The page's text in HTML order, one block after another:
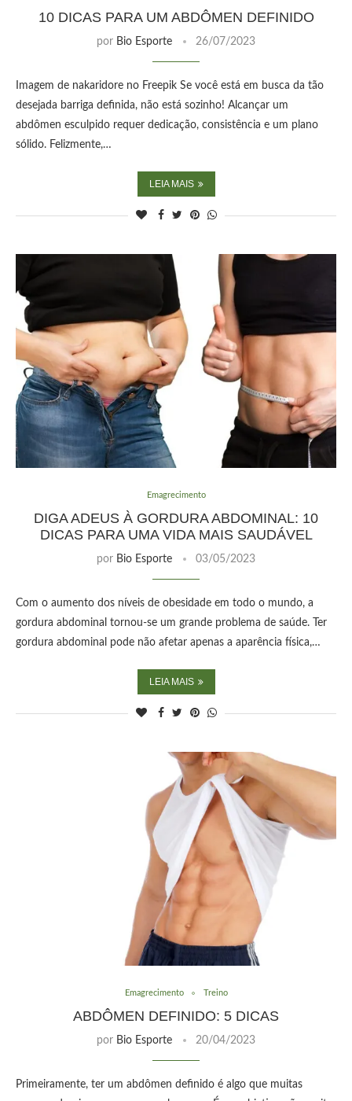
10 DICAS PARA UM ABDÔMEN DEFINIDO
por Bio Esporte 26/07/2023
Imagem de nakaridore no Freepik Se você está em busca da tão
desejada barriga definida, não está sozinho! Alcançar um
abdômen esculpido requer dedicação, consistência e um plano
sólido. Felizmente,…
LEIA MAIS
Emagrecimento
DIGA ADEUS À GORDURA ABDOMINAL: 10
DICAS PARA UMA VIDA MAIS SAUDÁVEL
por Bio Esporte 03/05/2023
Com o aumento dos níveis de obesidade em todo o mundo, a
gordura abdominal tornou-se um grande problema de saúde. Ter
gordura abdominal pode não afetar apenas a aparência física,…
LEIA MAIS
Emagrecimento Treino
ABDÔMEN DEFINIDO: 5 DICAS
por Bio Esporte 20/04/2023
Primeiramente, ter um abdômen definido é algo que muitas